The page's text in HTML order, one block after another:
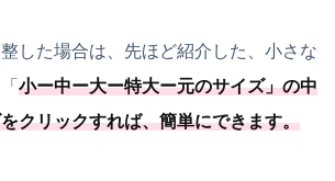
した場合は、先ほど紹介した、小さな
小ー中ー大ー特大ー元のサイズ」の中
クリックすれば、簡単にできます。